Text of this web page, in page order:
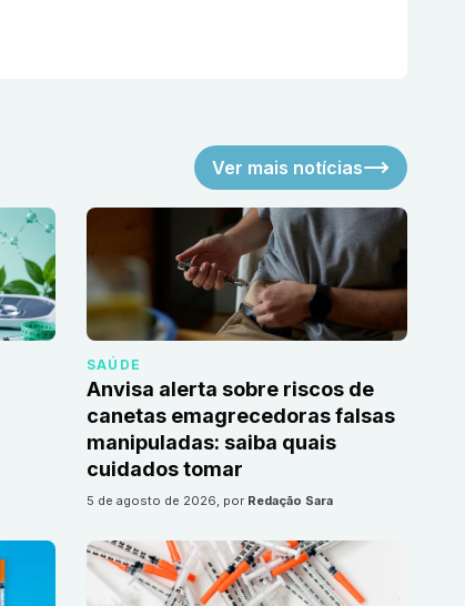
Ver mais notícias
SAÚDE
Anvisa alerta sobre riscos de
canetas emagrecedoras falsas
manipuladas: saiba quais
cuidados tomar
5 de agosto de 2026, por Redação Sara